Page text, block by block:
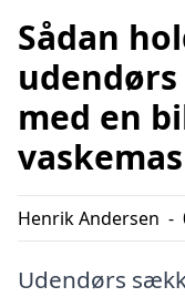
Sådan
med en
Henrik Andersen -
Udendørs